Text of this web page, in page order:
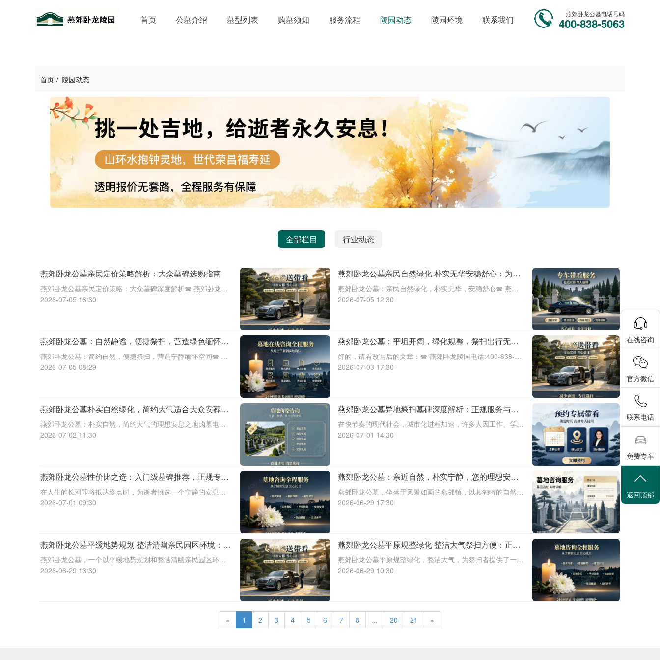
首页 公墓介绍 墓型列表 购墓须知 服务流程 陵园动态 陵园环境 联系我们
燕郊卧龙公墓电话号码
400-838-5063
首页 陵园动态
全部栏目 行业动态
燕郊卧龙公墓亲民定价策略解析：大众墓碑选购指南
燕郊卧龙公墓亲民定价策略：大众墓碑深度解析☎ 燕郊卧龙陵
园电话:400-838-5063随着社会进步与生活品质提升，人们对身
2026-07-05 16:30
燕郊卧龙公墓亲民自然绿化 朴实无华安稳舒心：为您
提供温馨宁静的安息之地
燕郊卧龙公墓：亲民自然绿化，朴实无华，安稳舒心☎ 燕郊
卧龙陵园电话:400-838-5063在人生的旅途中，我们每个人都
2026-07-05 12:30
燕郊卧龙公墓：自然静谧，便捷祭扫，营造绿色缅怀之
选
燕郊卧龙公墓：简约自然，便捷祭扫，营造宁静缅怀空间☎ 燕
郊卧龙陵园电话:400-838-5063人生无常，生离死别是不可避免
2026-07-05 08:29
燕郊卧龙公墓：平坦开阔，绿化规整，祭扫出行无
忧；正规专业，一站式殡葬服务，让您托付放心。
好的，请看改写后的文章：☎ 燕郊卧龙陵园电话:400-838-
5063燕郊卧龙公墓：环境优越，服务专业，让祭扫之旅更安
2026-07-03 17:30
燕郊卧龙公墓朴实自然绿化，简约大气适合大众安葬：
您身边的理想安息之地
燕郊卧龙公墓：朴实自然，简约大气的理想安息之地购墓电
话:400-838-5063微信咨询在人生的旅程中，我们总会面临生离
2026-07-02 11:30
燕郊卧龙公墓异地祭扫墓碑深度解析：正规服务与高
性价比选择
在快节奏的现代社会，城市化进程加速，许多人因工作、学习
等原因远离家乡，传统的祭扫方式面临挑战。异地祭扫服务的
2026-07-01 14:30
燕郊卧龙公墓性价比之选：入门级墓碑推荐，正规专
业，一站式殡葬服务，安心托付
在人生的长河即将抵达终点时，为逝者挑选一个宁静的安息之
地，不仅是对逝者的最终告慰，更是生者情感的寄托与延续。
2026-07-01 09:30
燕郊卧龙公墓：亲近自然，朴实宁静，您的理想安息
之地
燕郊卧龙公墓，坐落于风景如画的燕郊镇，以其独特的自然环
境、朴实的草木和宁静的园区氛围，成为许多人理想的安息之
2026-06-29 17:30
燕郊卧龙公墓平缓地势规划 整洁清幽亲民园区环境：理
想安息之地的完美选择
燕郊卧龙公墓，一个以平缓地势规划和整洁清幽亲民园区环境
著称的理想安息之地。在现代社会中，人们对于死亡和安息地
2026-06-29 13:30
燕郊卧龙公墓平原规整绿化 整洁大气祭扫方便：正规
专业，提供一站式殡葬服务，让您无忧托付
燕郊卧龙公墓平原规整绿化，整洁大气，为祭扫者提供了一个
宁静而庄重的环境。在生命的终点，我们希望为逝者找到一个
2026-06-29 10:30
« 1 2 3 4 5 6 7 8 ... 20 21 »
在线咨询
官方微信
联系电话
免费专车
返回顶部